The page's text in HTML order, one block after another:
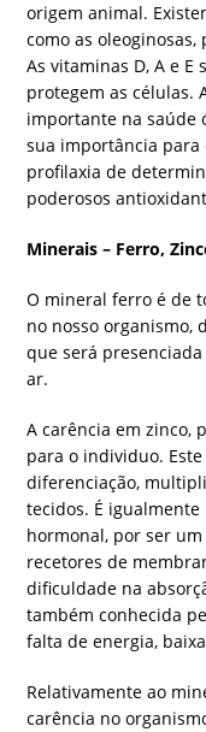
origem animal.
como as
As vitaminas D, A e
protegem as células.
importante na saúde
sua importância para
profilaxia de
poderosos
Minerais – Ferro,
O mineral ferro é de
no nosso organismo,
que será
ar.
A carência em zinco,
para o individuo.
diferenciação,
tecidos. É
hormonal, por ser
recetores de
dificuldade na
também conhecida
falta de energia,
Relativamente ao
carência no